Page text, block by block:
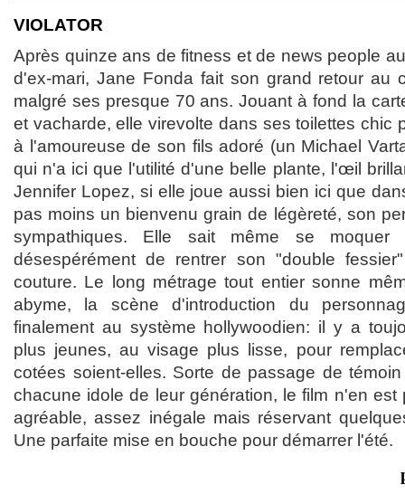
VIOLATOR
Après quinze ans de fitness et de news people
d'ex-mari, Jane Fonda fait son grand retour au
malgré ses presque 70 ans. Jouant à fond la
et vacharde, elle virevolte dans ses toilettes chic
à l'amoureuse de son fils adoré (un Michael
qui n'a ici que l'utilité d'une belle plante, l'œil
Jennifer Lopez, si elle joue aussi bien ici que
pas moins un bienvenu grain de légèreté, son
sympathiques. Elle sait même se moquer
désespérément de rentrer son "double
couture. Le long métrage tout entier sonne
abyme, la scène d'introduction du
finalement au système hollywoodien: il y a
plus jeunes, au visage plus lisse, pour
cotées soient-elles. Sorte de passage de
chacune idole de leur génération, le film n'en
agréable, assez inégale mais réservant
Une parfaite mise en bouche pour démarrer l'été.